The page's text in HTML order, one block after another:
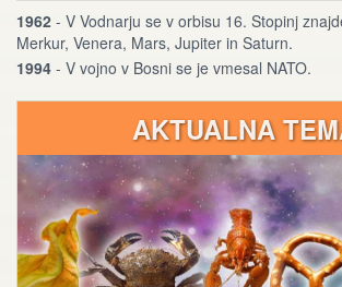
1962 - V Vodnarju se v orbisu 16. Stopinj
Merkur, Venera, Mars, Jupiter in Saturn.
1994 - V vojno v Bosni se je vmesal NATO.
AKTUALNA